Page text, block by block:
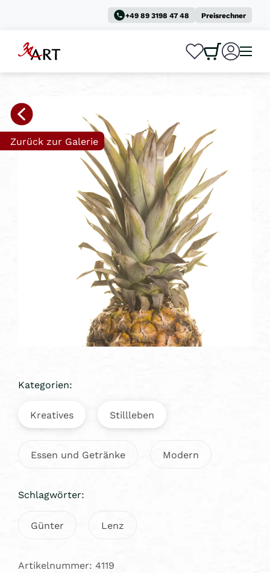
+49 89 3198 47 48 Preisrechner
0
Zurück zur Galerie
Kategorien:
Kreatives Stillleben
Essen und Getränke Modern
Schlagwörter:
Günter Lenz
Artikelnummer: 4119